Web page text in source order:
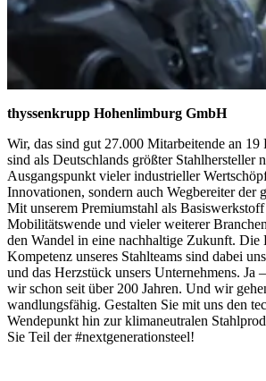
thyssenkrupp Hohenlimburg GmbH
Wir, das sind gut 27.000 Mitarbeitende an 19
sind als Deutschlands größter Stahlhersteller
Ausgangspunkt vieler industrieller
Innovationen, sondern auch Wegbereiter der
Mit unserem Premiumstahl als
Mobilitätswende und vieler weiterer
den Wandel in eine nachhaltige Zukunft. Die
Kompetenz unseres Stahlteams sind dabei
und das Herzstück unsers Unternehmens. Ja
wir schon seit über 200 Jahren. Und wir
wandlungsfähig. Gestalten Sie mit uns den
Wendepunkt hin zur klimaneutralen
Sie Teil der #nextgenerationsteel!